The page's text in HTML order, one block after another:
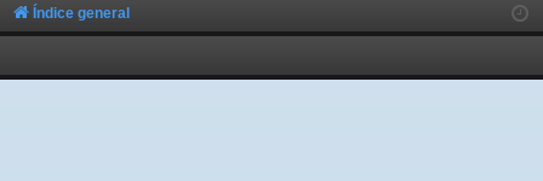
os
ar
ist
rs
Índice general